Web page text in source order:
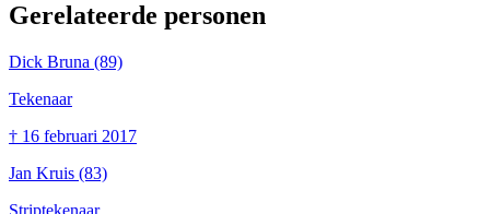
Gerelateerde personen
Dick Bruna (89)
Tekenaar
† 16 februari 2017
Jan Kruis (83)
Striptekenaar